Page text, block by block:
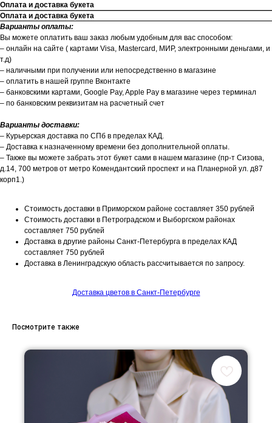
Оплата и доставка букета
Оплата и доставка букета
Варианты оплаты:
Вы можете оплатить ваш заказ любым удобным для вас способом:
– онлайн на сайте ( картами Visa, Mastercard, МИР, электронными деньгами, и
т.д)
– наличными при получении или непосредственно в магазине
– оплатить в нашей группе Вконтакте
– банковскими картами, Google Pay, Apple Pay в магазине через терминал
– по банковским реквизитам на расчетный счет
Варианты доставки:
– Курьерская доставка по СПб в пределах КАД.
– Доставка к назначенному времени без дополнительной оплаты.
– Также вы можете забрать этот букет сами в нашем магазине (пр-т Сизова,
д.14, 700 метров от метро Комендантский проспект и на Планерной ул. д87
корп1.)
Стоимость доставки в Приморском районе составляет 350 рублей
Стоимость доставки в Петроградском и Выборгском районах
составляет 750 рублей
Доставка в другие районы Санкт-Петербурга в пределах КАД
составляет 750 рублей
Доставка в Ленинградскую область рассчитывается по запросу.
Доставка цветов в Санкт-Петербурге
Посмотрите также